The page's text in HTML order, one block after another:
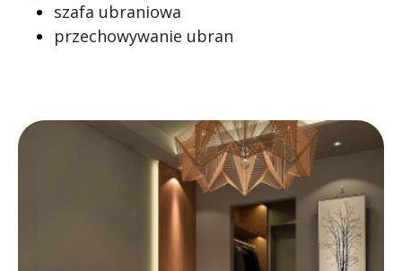
szafa ubraniowa
przechowywanie ubran